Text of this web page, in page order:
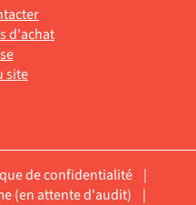
d'achat
site
de confidentialité
|
(en attente d'audit)
|